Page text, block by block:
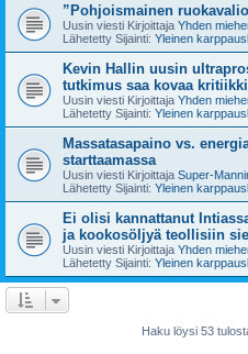
”Pohjoismainen
Uusin viesti Kirjoittaja Yhden
Lähetetty Sijainti: Yleinen
Kevin Hallin uusin
tutkimus saa kovaa
Uusin viesti Kirjoittaja Yhden
Lähetetty Sijainti: Yleinen
Massatasapaino vs.
starttaamassa
Uusin viesti Kirjoittaja Super-
Lähetetty Sijainti: Yleinen
Ei olisi kannattanut
ja kookosöljyä teollisiin
Uusin viesti Kirjoittaja Yhden
Lähetetty Sijainti: Yleinen
Haku löysi 53